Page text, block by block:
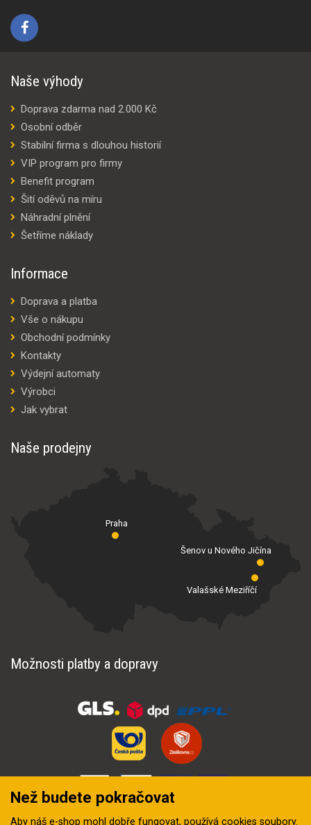
Naše výhody
Doprava zdarma nad 2.000 Kč
Osobní odběr
Stabilní firma s dlouhou historií
VIP program pro firmy
Benefit program
Šití oděvů na míru
Náhradní plnění
Šetříme náklady
Informace
Doprava a platba
Vše o nákupu
Obchodní podmínky
Kontakty
Výdejní automaty
Výrobci
Jak vybrat
Naše prodejny
Praha
Valašské Meziříčí
Šenov u Nového Jičína
Možnosti platby a dopravy
Než budete pokračovat
Aby náš e-shop mohl dobře fungovat, používá cookies soubory.